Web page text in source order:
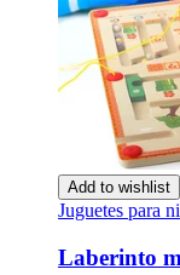
Add to wishlist
Juguetes para
Laberinto